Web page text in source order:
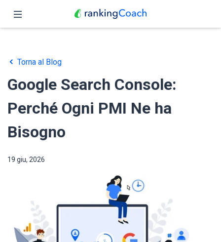
Funzioni
Prezzo
Partner
Blog
Italiano
Torna al Blog
Google Search Console:
Perché Ogni PMI Ne ha
Bisogno
19 giu, 2026